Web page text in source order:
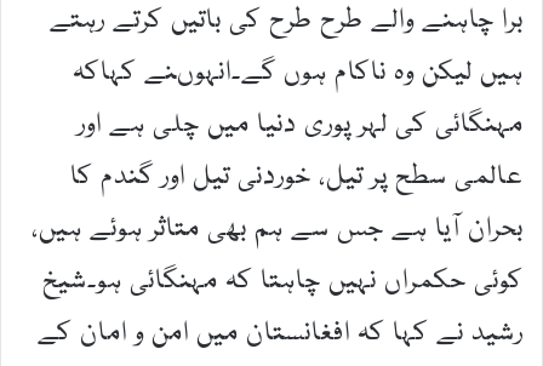
برا چاہنے والے طرح طرح کی باتیں کرتے رہتے
ہیں لیکن وہ ناکام ہوں گے۔انہوںنے کہاکہ
مہنگائی کی لہر پوری دنیا میں چلی ہے اور
عالمی سطح پر تیل، خوردنی تیل اور گندم کا
بحران آیا ہے جس سے ہم بھی متاثر ہوئے ہیں،
کوئی حکمراں نہیں چاہتا کہ مہنگائی ہو۔شیخ
رشید نے کہا کہ افغانستان میں امن و امان کے